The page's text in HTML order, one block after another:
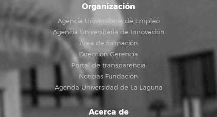
Organización
Agencia Universitaria de Empleo
Agencia Universitaria de Innovación
Área de formación
Dirección Gerencia
Portal de transparencia
Noticias Fundación
Agenda Universidad de La Laguna
Acerca de